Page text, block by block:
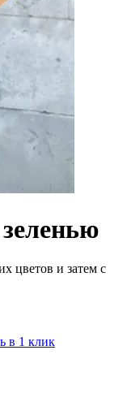
цветов и затем с
в 1 клик